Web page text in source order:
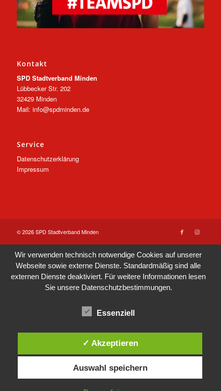
Kontakt
SPD Stadtverband Minden
Lübbecker Str. 202
32429 Minden
Mail: info@spdminden.de
Service
Datenschutzerklärung
Impressum
© 2026 SPD Stadtverband Minden
Wir verwenden technisch notwendige Cookies auf unserer
Webseite sowie externe Dienste. Standardmäßig sind alle
externen Dienste deaktiviert. Für weitere Informationen lesen
Sie unsere Datenschutzbestimmungen.
Essenziell
✓ Akzeptieren
Auswahl speichern